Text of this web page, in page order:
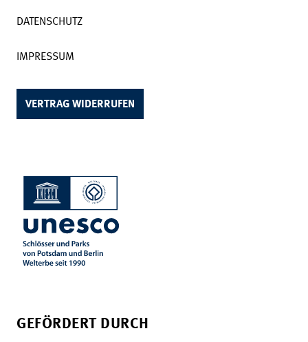
DATENSCHUTZ
IMPRESSUM
VERTRAG WIDERRUFEN
GEFÖRDERT DURCH